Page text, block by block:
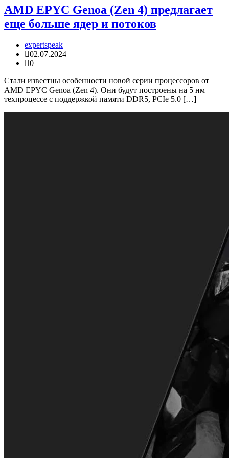
AMD EPYC Genoa (Zen 4) предлагает
еще больше ядер и потоков
expertspeak
02.07.2024
0
Стали известны особенности новой серии процессоров от
AMD EPYC Genoa (Zen 4). Они будут построены на 5 нм
техпроцессе с поддержкой памяти DDR5, PCIe 5.0 […]